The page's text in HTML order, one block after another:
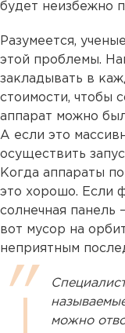
будет неизбежно
Разумеется,
этой проблемы.
закладывать в
стоимости, чтобы
аппарат можно
А если это
осуществить
Когда аппараты
это хорошо. Если
солнечная панель
вот мусор на
неприятным
можно